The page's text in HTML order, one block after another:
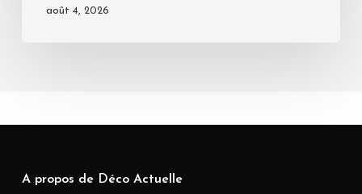
août 4, 2026
A propos de Déco Actuelle